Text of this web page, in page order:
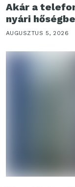
Akár a
nyári
AUGUSZTUS 5, 2026